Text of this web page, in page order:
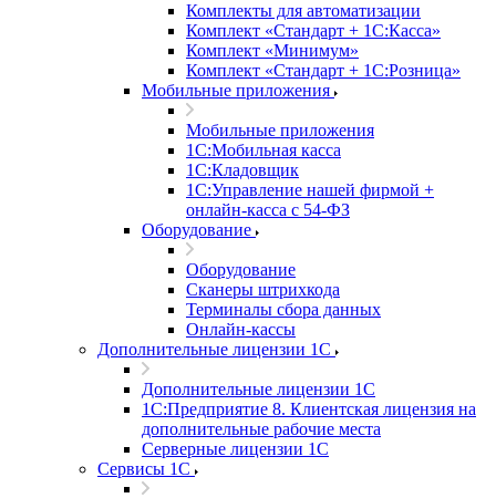
Комплекты для автоматизации
Комплект «Стандарт + 1С:Касса»
Комплект «Минимум»
Комплект «Стандарт + 1С:Розница»
Мобильные приложения
Мобильные приложения
1С:Мобильная касса
1С:Кладовщик
1С:Управление нашей фирмой +
онлайн-касса с 54-ФЗ
Оборудование
Оборудование
Сканеры штрихкода
Терминалы сбора данных
Онлайн-кассы
Дополнительные лицензии 1С
Дополнительные лицензии 1С
1С:Предприятие 8. Клиентская лицензия на
дополнительные рабочие места
Серверные лицензии 1С
Сервисы 1С